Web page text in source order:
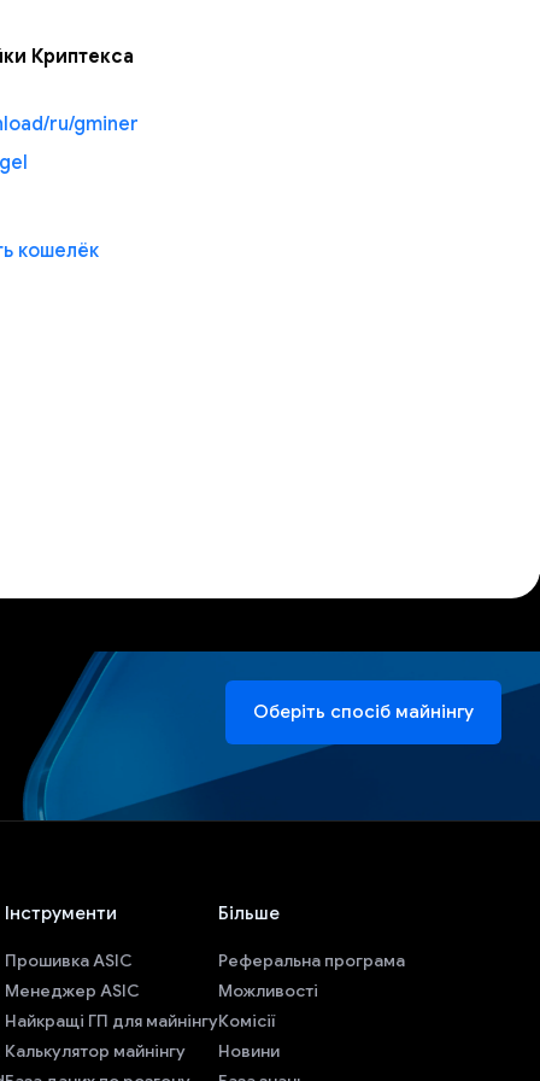
Криптекса
ru/gminer
кошелёк
Оберіть спосіб майнінгу
Інструменти
Прошивка ASIC
Менеджер ASIC
Найкращі ГП для майнінгу
Калькулятор майнінгу
Більше
Реферальна програма
Можливості
Комісії
Новини